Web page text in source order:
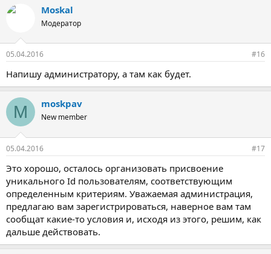
Moskal
Модератор
05.04.2016 #16
Напишу администратору, а там как будет.
M moskpav
New member
05.04.2016 #17
Это хорошо, осталось организовать присвоение
уникального Id пользователям, соответствующим
определенным критериям. Уважаемая администрация,
предлагаю вам зарегистрироваться, наверное вам там
сообщат какие-то условия и, исходя из этого, решим, как
дальше действовать.